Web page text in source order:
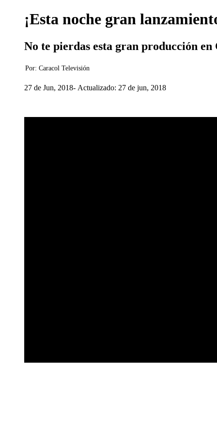
¡Esta noche gran
No te pierdas esta gran producción
Por: Caracol Televisión
27 de Jun, 2018 Actualizado: 27 de jun, 2018